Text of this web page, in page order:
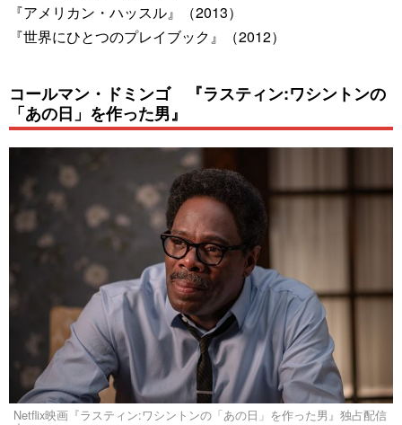
『アメリカン・ハッスル』（2013）
『世界にひとつのプレイブック』（2012）
コールマン・ドミンゴ 『ラスティン:ワシントンの
「あの日」を作った男』
Netflix映画『ラスティン:ワシントンの「あの日」を作った男』独占配信